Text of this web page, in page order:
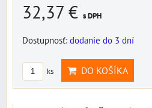
32,37 € s DPH
Dostupnosť: dodanie do 3 dní
ks DO KOŠÍKA